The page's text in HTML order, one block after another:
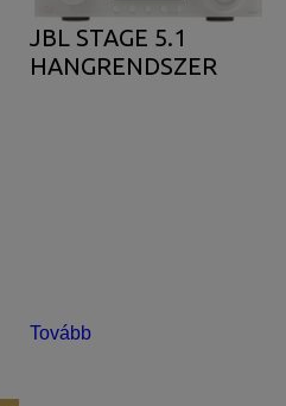
JBL STAGE 5.1
HANGRENDSZER
Tovább